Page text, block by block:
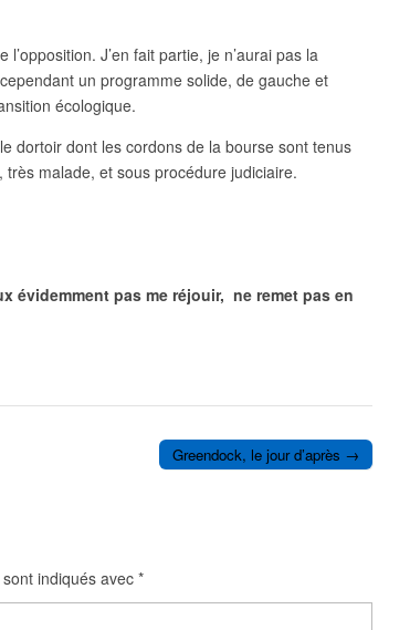
J’en fait partie, je n’aurai pas la
un programme solide, de gauche et
écologique.
dortoir dont les cordons de la bourse sont tenus
malade, et sous procédure judiciaire.
évidemment pas me réjouir, ne remet pas en
Greendock, le jour d’après →
indiqués avec*